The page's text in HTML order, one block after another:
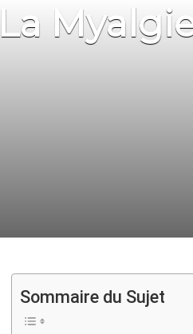
La
Sommaire du Sujet